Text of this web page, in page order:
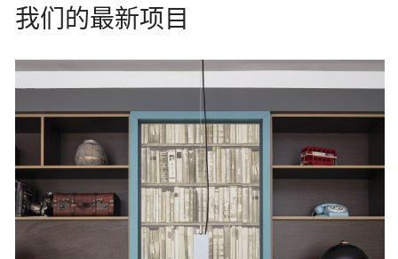
我们的最新项目